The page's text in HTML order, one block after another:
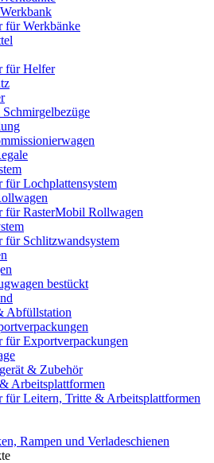
für Werkbänke
für Helfer
für Lochplattensystem
für RasterMobil Rollwagen
für Schlitzwandsystem
bestückt
Abfüllstation
für Exportverpackungen
& Zubehör
Arbeitsplattformen
für Leitern, Tritte & Arbeitsplattformen
Rampen und Verladeschienen